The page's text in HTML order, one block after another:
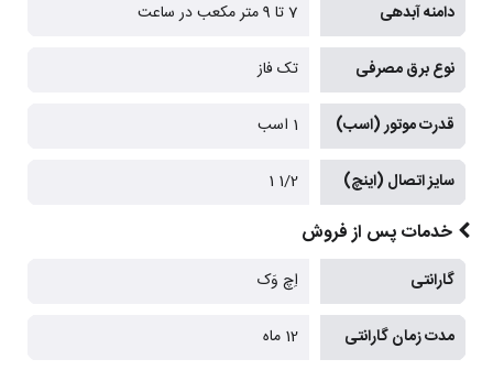
دامنه آبدهی 7 تا 9 متر مکعب در ساعت
نوع برق مصرفی تک فاز
قدرت موتور (اسب) 1 اسب
سایز اتصال (اینچ) 1/2 1
خدمات پس از فروش
گارانتی اِچ وَک
مدت زمان گارانتی 12 ماه